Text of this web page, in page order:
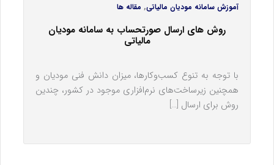
آموزش سامانه مودیان مالیاتی, مقاله ها
روش های ارسال صورتحساب به سامانه مودیان
مالیاتی
با توجه به تنوع کسب‌وکارها، میزان دانش فنی مودیان و
همچنین زیرساخت‌های نرم‌افزاری موجود در کشور، چندین
روش برای ارسال […]